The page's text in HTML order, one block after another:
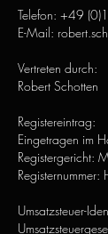
Telefon: +49
E-Mail:
Vertreten durch:
Robert Schotten
Registereintrag:
Eingetragen im
Registergericht:
Umsatzsteuer-